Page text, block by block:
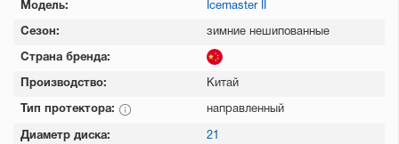
Модель: Icemaster II
Сезон: зимние нешипованные
Страна бренда:
Производство: Китай
Тип протектора: направленный
Диаметр диска: 21